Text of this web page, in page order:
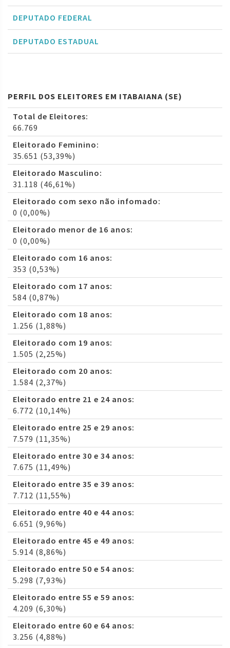
DEPUTADO FEDERAL
DEPUTADO ESTADUAL
PERFIL DOS ELEITORES EM ITABAIANA (SE)
Total de Eleitores:
66.769
Eleitorado Feminino:
35.651 (53,39%)
Eleitorado Masculino:
31.118 (46,61%)
Eleitorado com sexo não infomado:
0 (0,00%)
Eleitorado menor de 16 anos:
0 (0,00%)
Eleitorado com 16 anos:
353 (0,53%)
Eleitorado com 17 anos:
584 (0,87%)
Eleitorado com 18 anos:
1.256 (1,88%)
Eleitorado com 19 anos:
1.505 (2,25%)
Eleitorado com 20 anos:
1.584 (2,37%)
Eleitorado entre 21 e 24 anos:
6.772 (10,14%)
Eleitorado entre 25 e 29 anos:
7.579 (11,35%)
Eleitorado entre 30 e 34 anos:
7.675 (11,49%)
Eleitorado entre 35 e 39 anos:
7.712 (11,55%)
Eleitorado entre 40 e 44 anos:
6.651 (9,96%)
Eleitorado entre 45 e 49 anos:
5.914 (8,86%)
Eleitorado entre 50 e 54 anos:
5.298 (7,93%)
Eleitorado entre 55 e 59 anos:
4.209 (6,30%)
Eleitorado entre 60 e 64 anos:
3.256 (4,88%)